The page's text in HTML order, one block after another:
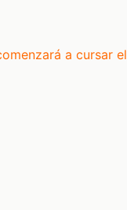
a cursar el